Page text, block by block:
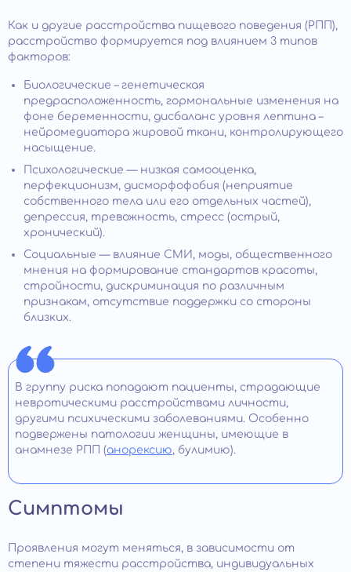
Как и другие расстройства пищевого поведения (РПП),
расстройство формируется под влиянием 3 типов
факторов:
Биологические – генетическая
предрасположенность, гормональные изменения на
фоне беременности, дисбаланс уровня лептина –
нейромедиатора жировой ткани, контролирующего
насыщение.
Психологические — низкая самооценка,
перфекционизм, дисморфофобия (неприятие
собственного тела или его отдельных частей),
депрессия, тревожность, стресс (острый,
хронический).
Социальные — влияние СМИ, моды, общественного
мнения на формирование стандартов красоты,
стройности, дискриминация по различным
признакам, отсутствие поддержки со стороны
близких.
В группу риска попадают пациенты, страдающие
невротическими расстройствами личности,
другими психическими заболеваниями. Особенно
подвержены патологии женщины, имеющие в
анамнезе РПП (анорексию, булимию).
Симптомы
Проявления могут меняться, в зависимости от
степени тяжести расстройства, индивидуальных